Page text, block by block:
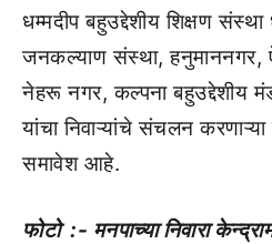
धम्मदीप बहुउद्देशीय शिक्षण संस्था
जनकल्याण संस्था, हनुमाननगर,
नेहरू नगर, कल्पना बहुउद्देशीय
यांचा निवाऱ्यांचे संचलन
समावेश आहे.
फोटो :- मनपाच्या निवारा